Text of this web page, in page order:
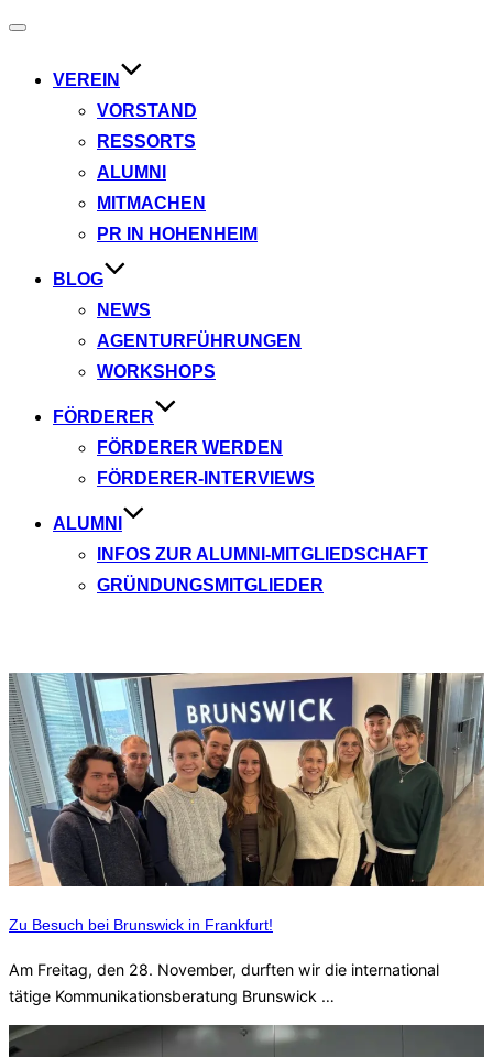
Navigation
VEREIN
VORSTAND
RESSORTS
ALUMNI
MITMACHEN
PR IN HOHENHEIM
BLOG
NEWS
AGENTURFÜHRUNGEN
WORKSHOPS
FÖRDERER
FÖRDERER WERDEN
FÖRDERER-INTERVIEWS
ALUMNI
INFOS ZUR ALUMNI-MITGLIEDSCHAFT
GRÜNDUNGSMITGLIEDER
Zu Besuch bei Brunswick in Frankfurt!
Am Freitag, den 28. November, durften wir die international
tätige Kommunikationsberatung Brunswick …